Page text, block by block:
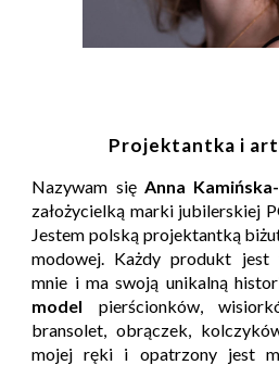
Projektantka i
Nazywam sięAnna
założycielką marki jubilerskiej
Jestem polską projektantką
modowej.
Każdy produkt jest
mnie i ma swoją unikalną
model pierścionków,
bransolet, obrączek,
mojej ręki i opatrzony jest